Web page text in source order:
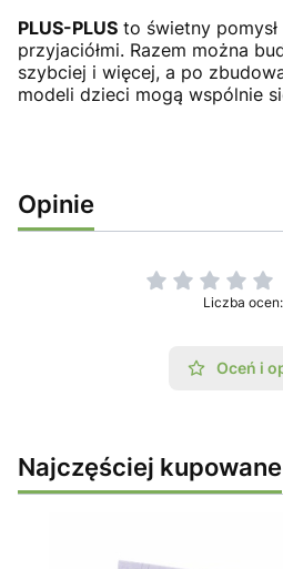
PLUS-PLUS to świetny
przyjaciółmi. Razem można
szybciej i więcej, a po
modeli dzieci mogą wspólnie
Opinie
Liczba
Oceń i
Najczęściej kupowane